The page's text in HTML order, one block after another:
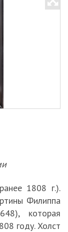
1808 г.).
Филиппа
которая
году. Холст